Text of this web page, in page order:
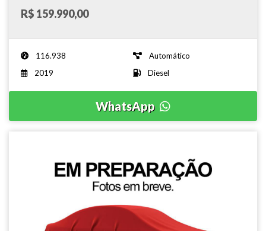
- 2019
R$ 159.990,00
116.938
Automático
2019
Diesel
WhatsApp